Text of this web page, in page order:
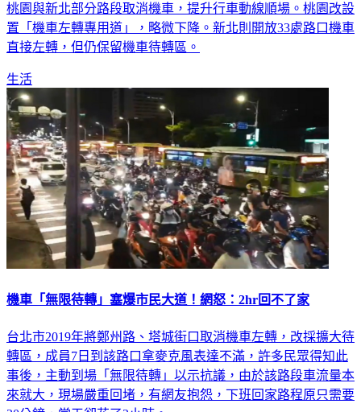
桃園與新北部分路段取消機車，提升行車動線順場。桃園改設
置「機車左轉專用道」，略微下降。新北則開放33處路口機車
直接左轉，但仍保留機車待轉區。
生活
機車「無限待轉」塞爆市民大道！網怒：2hr回不了家
台北市2019年將鄭州路、塔城街口取消機車左轉，改採擴大待
轉區，成員7日到該路口拿麥克風表達不滿，許多民眾得知此
事後，主動到場「無限待轉」以示抗議，由於該路段車流量本
來就大，現場嚴重回堵，有網友抱怨，下班回家路程原只需要